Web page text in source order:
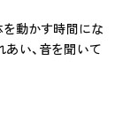
動かす時間にな
い、音を聞いて